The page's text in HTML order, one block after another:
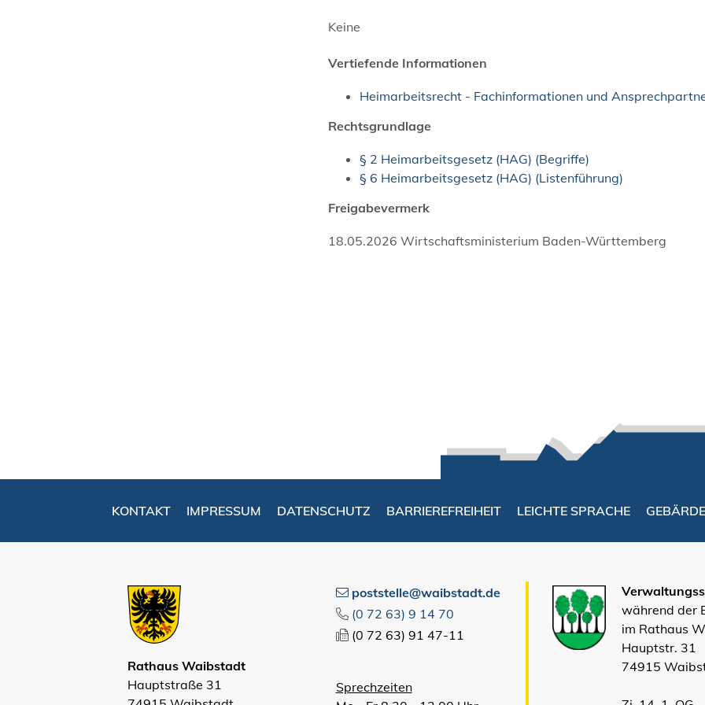
Keine
Vertiefende Informationen
Heimarbeitsrecht - Fachinformationen und
Rechtsgrundlage
§ 2 Heimarbeitsgesetz (HAG) (Begriffe)
§ 6 Heimarbeitsgesetz (HAG) (Listenführung)
Freigabevermerk
18.05.2026 Wirtschaftsministerium Baden-Württemberg
KONTAKT IMPRESSUM DATENSCHUTZ BARRIEREFREIHEIT LEICHTE SPRACHE
Rathaus Waibstadt
Hauptstraße 31
poststelle@waibstadt.de
(0 72 63) 9 14 70
(0 72 63) 91 47-11
Sprechzeiten
während der
im Rathaus
Hauptstr. 31
74915